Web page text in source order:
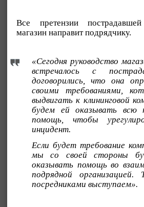
Все претензии
магазин направит подрядчику.
«Сегодня руководство
встречалось с
договорились, что она
своими требованиями,
выдвигать к клининговой
будем ей оказывать всю
помощь, чтобы
инцидент.
Если будет требование
мы со своей стороны
оказывать помощь во
подрядной
посредниками выступаем».